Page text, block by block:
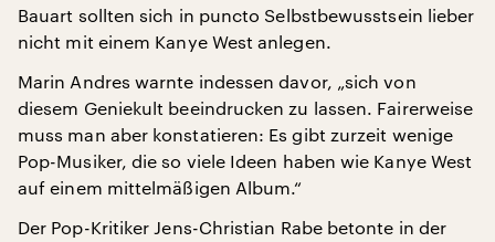
Bauart sollten sich in puncto Selbstbewusstsein lieber
nicht mit einem Kanye West anlegen.
Marin Andres warnte indessen davor, „sich von
diesem Geniekult beeindrucken zu lassen. Fairerweise
muss man aber konstatieren: Es gibt zurzeit wenige
Pop-Musiker, die so viele Ideen haben wie Kanye West
auf einem mittelmäßigen Album.“
Der Pop-Kritiker Jens-Christian Rabe betonte in der